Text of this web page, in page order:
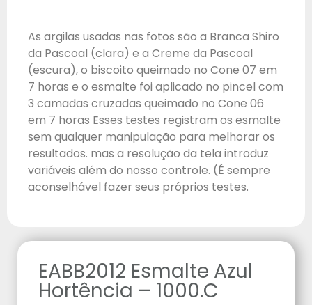
As argilas usadas nas fotos são a Branca Shiro
da Pascoal (clara) e a Creme da Pascoal
(escura), o biscoito queimado no Cone 07 em
7 horas e o esmalte foi aplicado no pincel com
3 camadas cruzadas queimado no Cone 06
em 7 horas Esses testes registram os esmalte
sem qualquer manipulação para melhorar os
resultados. mas a resolução da tela introduz
variáveis ​​além do nosso controle. (É sempre
aconselhável fazer seus próprios testes.
EABB2012 Esmalte Azul
Hortência – 1000.C